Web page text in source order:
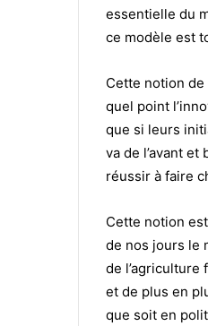
essentielle du
ce modèle est
Cette notion
quel point
que si leurs
va de l’avant
réussir à faire
Cette notion
de nos jours le
de l’agriculture
et de plus en
que soit en